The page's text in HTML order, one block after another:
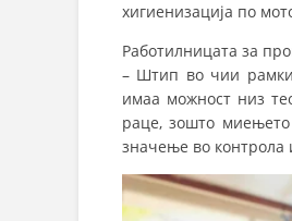
хигиенизација по
Работилницата за
– Штип во чии рамки
имаа можност низ
раце, зошто
значење во контрола